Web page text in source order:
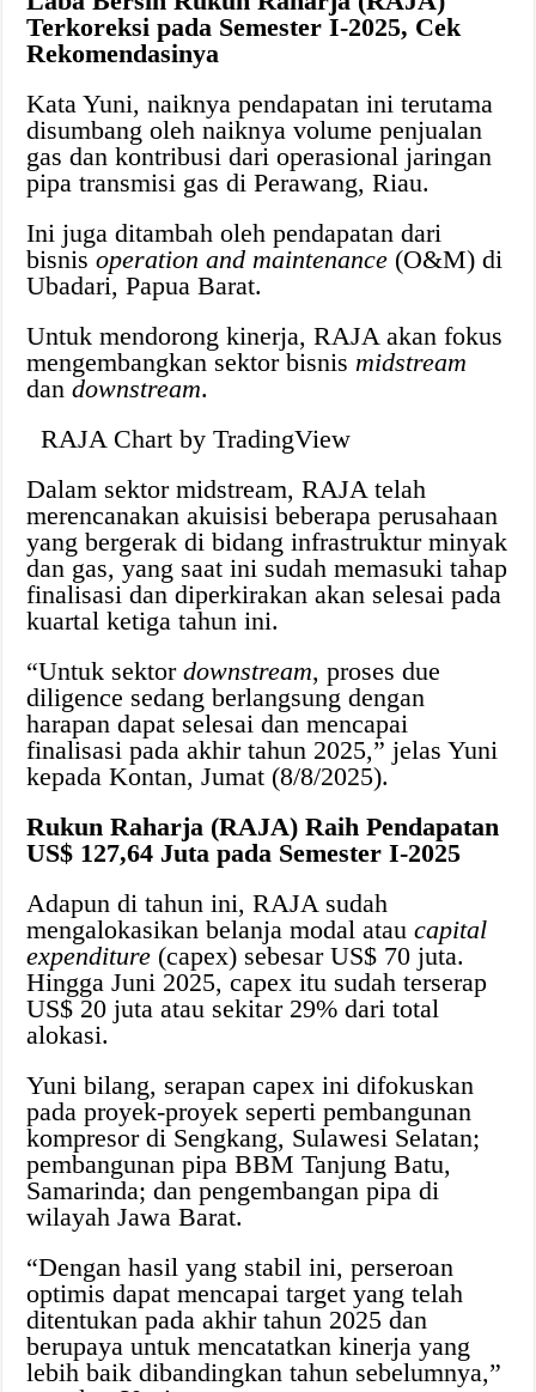
Terkoreksi pada Semester I-2025, Cek
Rekomendasinya
Kata Yuni, naiknya pendapatan ini terutama
disumbang oleh naiknya volume penjualan
gas dan kontribusi dari operasional jaringan
pipa transmisi gas di Perawang, Riau.
Ini juga ditambah oleh pendapatan dari
bisnisoperation and maintenance (O&M) di
Ubadari, Papua Barat.
Untuk mendorong kinerja, RAJA akan fokus
mengembangkan sektor bisnismidstream
dandownstream.
RAJA Chart by TradingView
Dalam sektor midstream, RAJA telah
merencanakan akuisisi beberapa perusahaan
yang bergerak di bidang infrastruktur minyak
dan gas, yang saat ini sudah memasuki tahap
finalisasi dan diperkirakan akan selesai pada
kuartal ketiga tahun ini.
“Untuk sektordownstream, proses due
diligence sedang berlangsung dengan
harapan dapat selesai dan mencapai
finalisasi pada akhir tahun 2025,” jelas Yuni
kepada Kontan, Jumat (8/8/2025).
Rukun Raharja (RAJA) Raih Pendapatan
US$ 127,64 Juta pada Semester I-2025
Adapun di tahun ini, RAJA sudah
mengalokasikan belanja modal ataucapital
expenditure (capex) sebesar US$ 70 juta.
Hingga Juni 2025, capex itu sudah terserap
US$ 20 juta atau sekitar 29% dari total
alokasi.
Yuni bilang, serapan capex ini difokuskan
pada proyek-proyek seperti pembangunan
kompresor di Sengkang, Sulawesi Selatan;
pembangunan pipa BBM Tanjung Batu,
Samarinda; dan pengembangan pipa di
wilayah Jawa Barat.
“Dengan hasil yang stabil ini, perseroan
optimis dapat mencapai target yang telah
ditentukan pada akhir tahun 2025 dan
berupaya untuk mencatatkan kinerja yang
lebih baik dibandingkan tahun sebelumnya,”